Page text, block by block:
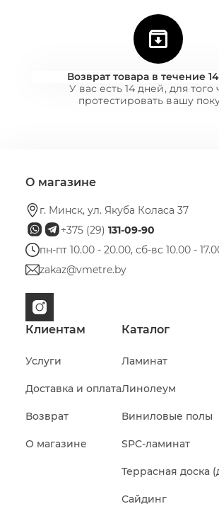
Возврат товара в течение
У вас есть 14 дней, для того
протестировать вашу
О магазине
г. Минск, ул. Якуба Коласа 37
+375 (29)131-09-90
пн-пт 10.00 - 20.00, сб-вс 10.00 -
zakaz@vmetre.by
Клиентам
Услуги
Доставка и оплата
Возврат
О магазине
Каталог
Ламинат
Линолеум
Виниловые полы
SPC-ламинат
Террасная доска
Сайдинг